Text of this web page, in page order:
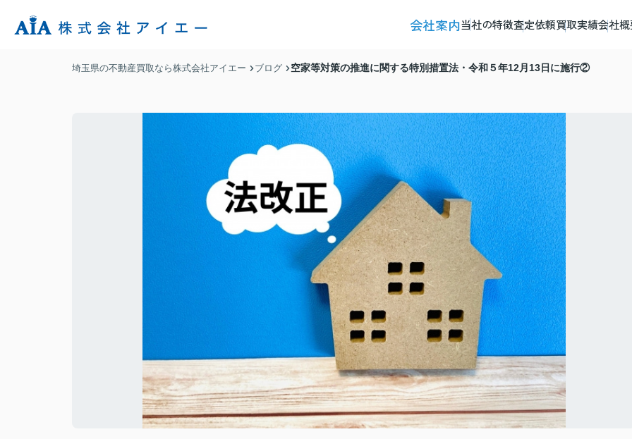
会社案内当社の特徴査定依頼買取実績会社
埼玉県の不動産買取なら株式会社アイエー ブログ 空家等対策の推進に関する特別措置法・令和５年12月13日に施行②